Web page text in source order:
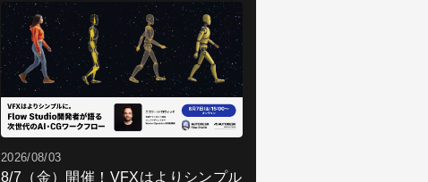
2026/08/03
8/7（金）開催！VFXはよりシンプル